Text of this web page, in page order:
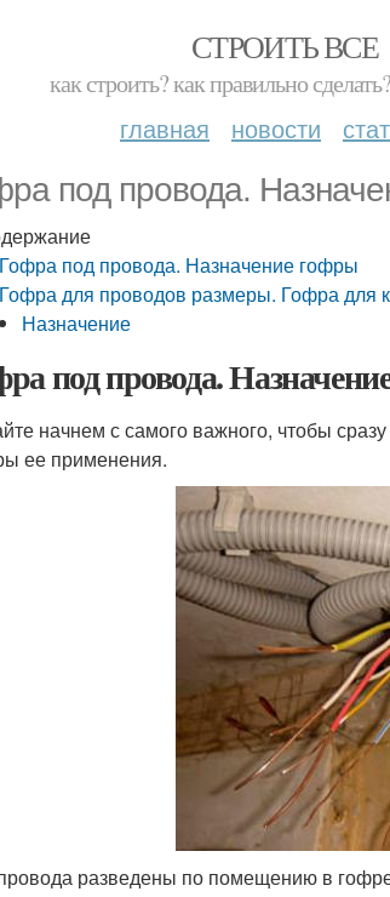
СТРОИТЬ ВСЕ
как строить? как правильно
главная новости
под провода.
Гофра под провода. Назначение гофры
Гофра для проводов размеры. Гофра для
Назначение
под провода.
начнем с самого важного, чтобы
ее применения.
разведены по помещению в